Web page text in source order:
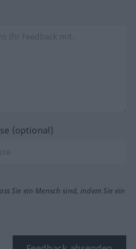
(optional)
Sie ein Mensch sind, indem Sie ein